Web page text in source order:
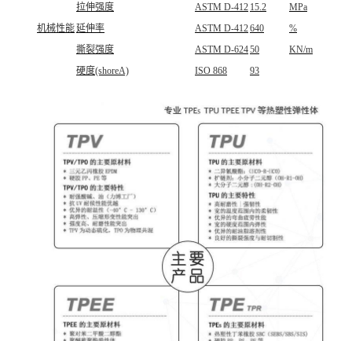
机械性能
拉伸强度
ASTM D-412 15.2
MPa
延伸率
ASTM D-412640
%
撕裂强度
ASTM D-62450
KN/m
硬度(shoreA)
ISO 868 93